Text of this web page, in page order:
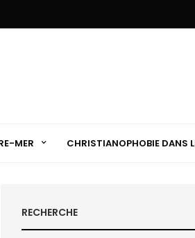
MER CHRISTIANOPHOBIE DANS
RECHERCHE